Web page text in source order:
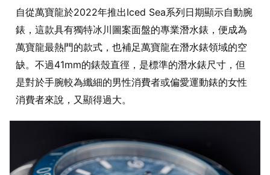
自從萬寶龍於2022年推出Iced Sea系列日期顯示自動腕
錶，這款具有獨特冰川圖案面盤的專業潛水錶，便成為
萬寶龍最熱門的款式，也補足萬寶龍在潛水錶領域的空
缺。不過41mm的錶殼直徑，是標準的潛水錶尺寸，但
是對於手腕較為纖細的男性消費者或偏愛運動錶的女性
消費者來說，又顯得過大。